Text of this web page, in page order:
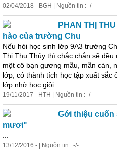
02/04/2018 - BGH | Nguồn tin : -/-
PHAN THỊ
hào của trường Chu
Nếu hỏi học sinh lớp 9A3 trường
Thị Thu Thủy thì chắc chắn sẽ
một cô bạn gương mẫu, mẫn cán,
lớp, có thành tích học tập xuất sắc
lớp nhờ học giỏi....
19/11/2017 - HTH | Nguồn tin : -/-
Gới thiệu cuốn
mươi"
13/12/2016 - | Nguồn tin : -/-